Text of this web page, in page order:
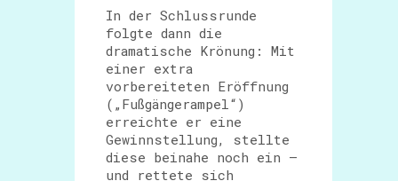
In der Schlussrunde
folgte dann die
dramatische Krönung: Mit
einer extra
vorbereiteten Eröffnung
(„Fußgängerampel“)
erreichte er eine
Gewinnstellung, stellte
diese beinahe noch ein –
und rettete sich